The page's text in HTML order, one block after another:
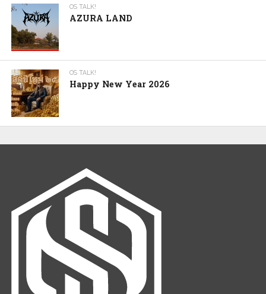
OS TALK!
AZURA LAND
OS TALK!
Happy New Year 2026